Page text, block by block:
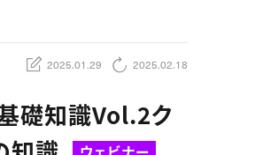
2025.01.29 2025.02.18
礎知識Vol.2ク